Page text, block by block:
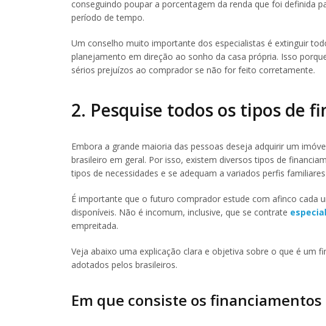
conseguindo poupar a porcentagem da renda que foi definida
período de tempo.
Um conselho muito importante dos especialistas é extinguir
planejamento em direção ao sonho da casa própria. Isso
sérios prejuízos ao comprador se não for feito corretamente.
2. Pesquise todos os tipos de
Embora a grande maioria das pessoas deseja adquirir um
brasileiro em geral. Por isso, existem diversos tipos de
tipos de necessidades e se adequam a variados perfis
É importante que o futuro comprador estude com afinco cada
disponíveis. Não é incomum, inclusive, que se contrate
empreitada.
Veja abaixo uma explicação clara e objetiva sobre o que é um
adotados pelos brasileiros.
Em que consiste os